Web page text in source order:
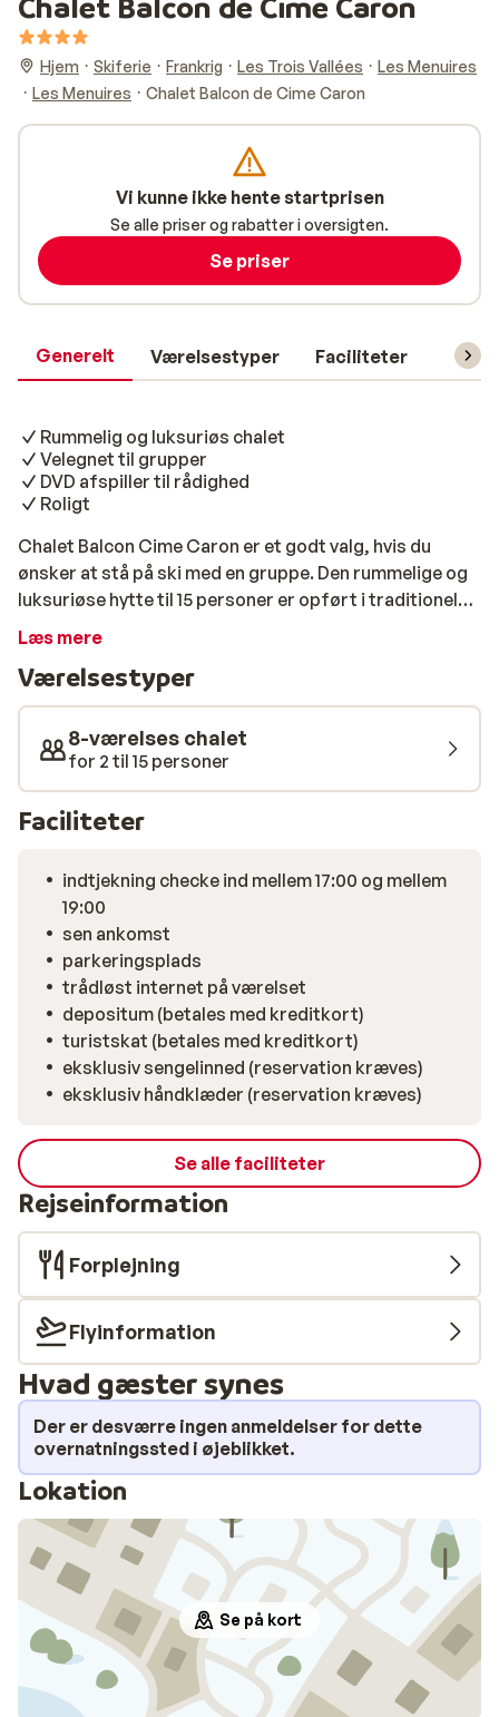
Hjem Skiferie Frankrig Les Trois Vallées
Les Menuires
Les Menuires
Chalet Balcon de Cime Caron
Generelt Værelsestyper Faciliteter
Rummelig og luksuriøs chalet
Velegnet til grupper
DVD afspiller til rådighed
Roligt
Chalet Balcon Cime Caron er et godt valg, hvis du
ønsker at stå på ski med en gruppe. Den rummelige og
luksuriøse hytte til 15 personer er opført i traditionel
stil med sten og træ. Den er udstyret med et rummeligt
bekvemmeligheder. Chalet Balcon Cime Caron ligger i
Praranger bydelen lige uden for centrum af Les
Menuires. Skibussen fører dig inden for få minutter til
skiliften. Har du lyst til at lave en hyggelig filmaften,
har du også mulighed for at benytte dvd-afspilleren.
Læs mere
Værelsestyper
8-værelses chalet
for 2 til 15 personer
Faciliteter
indtjekning checke ind mellem 17:00 og mellem
19:00
sen ankomst
parkeringsplads
trådløst internet på værelset
depositum (betales med kreditkort)
turistskat (betales med kreditkort)
eksklusiv sengelinned (reservation kræves)
eksklusiv håndklæder (reservation kræves)
Se alle faciliteter
Rejseinformation
Forplejning
Flyinformation
Hvad gæster synes
Der er desværre ingen anmeldelser for dette
overnatningssted i øjeblikket.
Lokation
Se på kort
Vi kunne ikke hente startprisen
Se alle priser og rabatter i oversigten.
Se priser